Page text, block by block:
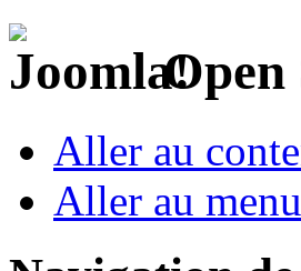
Open
Aller au
Aller au